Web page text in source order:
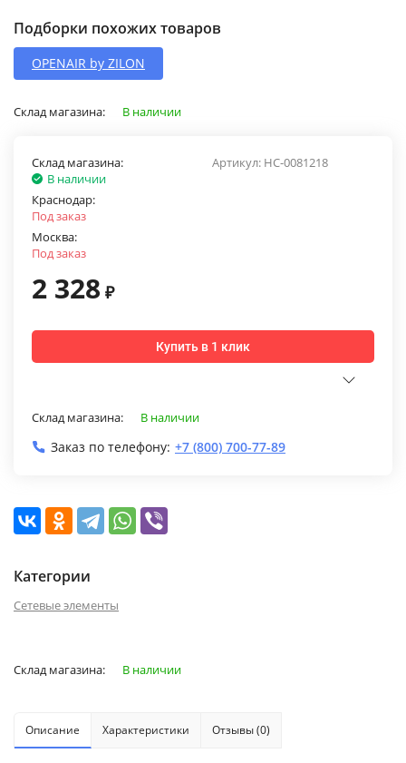
Подборки похожих товаров
OPENAIR by ZILON
Склад магазина: В наличии
Артикул: НС-0081218
Склад магазина:
В наличии
Краснодар:
Под заказ
Москва:
Под заказ
2 328 ₽
Купить в 1 клик
Склад магазина: В наличии
Заказ по телефону: +7 (800) 700-77-89
Категории
Сетевые элементы
Склад магазина: В наличии
Описание Характеристики Отзывы (0)